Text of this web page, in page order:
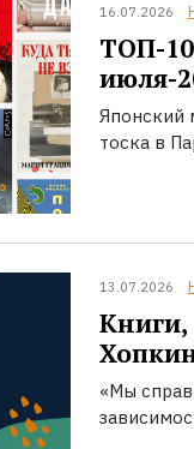
16.07.2026
ТОП-
июля-
Японский
тоска в
13.07.2026
Книги,
«Мы